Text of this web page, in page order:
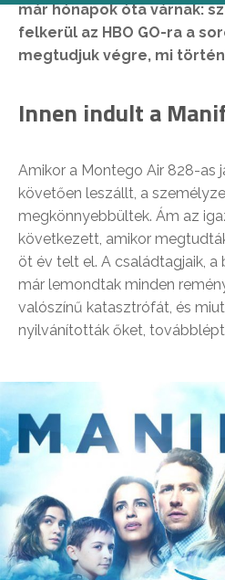
már hónapok óta várnak:
felkerül az HBO GO-ra a
megtudjuk végre, mi
Innen indult a
Amikor a Montego Air 828-as
követően leszállt, a
megkönnyebbültek. Ám az
következett, amikor
öt év telt el. A családtagjaik, a
már lemondtak minden
valószínű katasztrófát, és
nyilvánították őket,